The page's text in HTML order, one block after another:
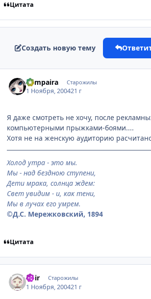
Цитата
Создать новую тему
Vampaira Старожилы
1 Ноября, 200421 г
Я даже смотреть не хочу, после
компьютерными прыжками-боями....
Хотя не на женскую аудиторию
Холод утра - это мы.
Мы - над бездною ступени,
Дети мрака, солнца ждем:
Свет увидим - и, как тени,
Мы в лучах его умрем.
©Д.С. Мережковский, 1894
Цитата
noir Старожилы
1 Ноября, 200421 г